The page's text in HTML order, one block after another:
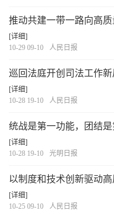
推动共建一带一路向高
[详细]
10-29 09-10
人民日报
巡回法庭开创司法工作新
[详细]
10-28 19-10
人民日报
统战是第一功能，团结
[详细]
10-28 19-10
光明日报
以制度和技术创新驱动
[详细]
10-25 09-10
人民日报